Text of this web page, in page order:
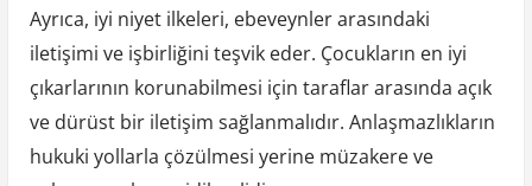
Ayrıca, iyi niyet ilkeleri, ebeveynler arasındaki
iletişimi ve işbirliğini teşvik eder. Çocukların en iyi
çıkarlarının korunabilmesi için taraflar arasında açık
ve dürüst bir iletişim sağlanmalıdır. Anlaşmazlıkların
hukuki yollarla çözülmesi yerine müzakere ve